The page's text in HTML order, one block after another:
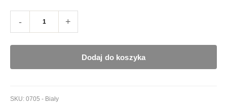
- +
Dodaj do koszyka
SKU: 0705 - Biały